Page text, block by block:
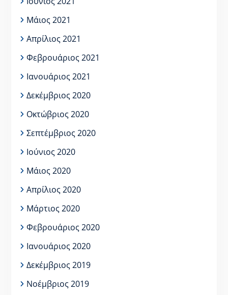
Μάιος 2021
Απρίλιος 2021
Φεβρουάριος 2021
Ιανουάριος 2021
Δεκέμβριος 2020
Οκτώβριος 2020
Σεπτέμβριος 2020
Ιούνιος 2020
Μάιος 2020
Απρίλιος 2020
Μάρτιος 2020
Φεβρουάριος 2020
Ιανουάριος 2020
Δεκέμβριος 2019
Νοέμβριος 2019